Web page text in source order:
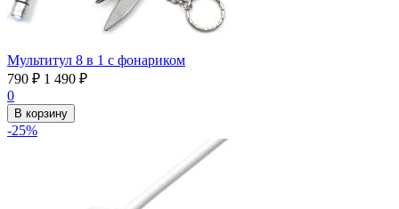
Мультитул 8 в 1 с фонариком
790 ₽ 1 490 ₽
0
В корзину
-25%